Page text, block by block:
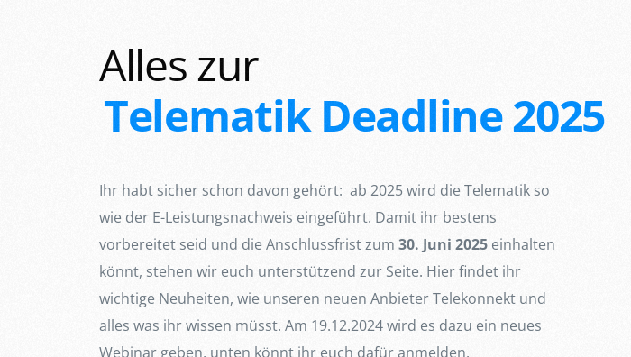
Alles zur
Telematik Deadline 2025
Ihr habt sicher schon davon gehört: ab 2025 wird die Telematik so
wie der E-Leistungsnachweis eingeführt. Damit ihr bestens
vorbereitet seid und die Anschlussfrist zum 30. Juni 2025 einhalten
könnt, stehen wir euch unterstützend zur Seite. Hier findet ihr
wichtige Neuheiten, wie unseren neuen Anbieter Telekonnekt und
alles was ihr wissen müsst. Am 19.12.2024 wird es dazu ein neues
Webinar geben, unten könnt ihr euch dafür anmelden.